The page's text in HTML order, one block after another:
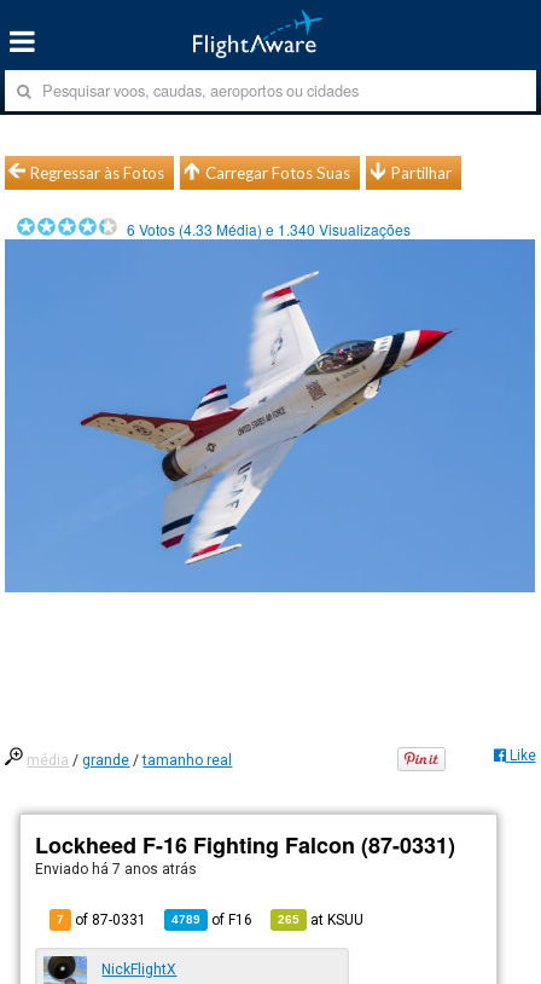
Regressar às Fotos Carregar Fotos Suas Partilhar
6 Votos (4.33 Média) e 1.340 Visualizações
média /grande /tamanho real Like
Lockheed F-16 Fighting Falcon (87-0331)
Enviado há7 anos atrás
7 of 87-0331 4789 ofF16 265 atKSUU
NickFlightX